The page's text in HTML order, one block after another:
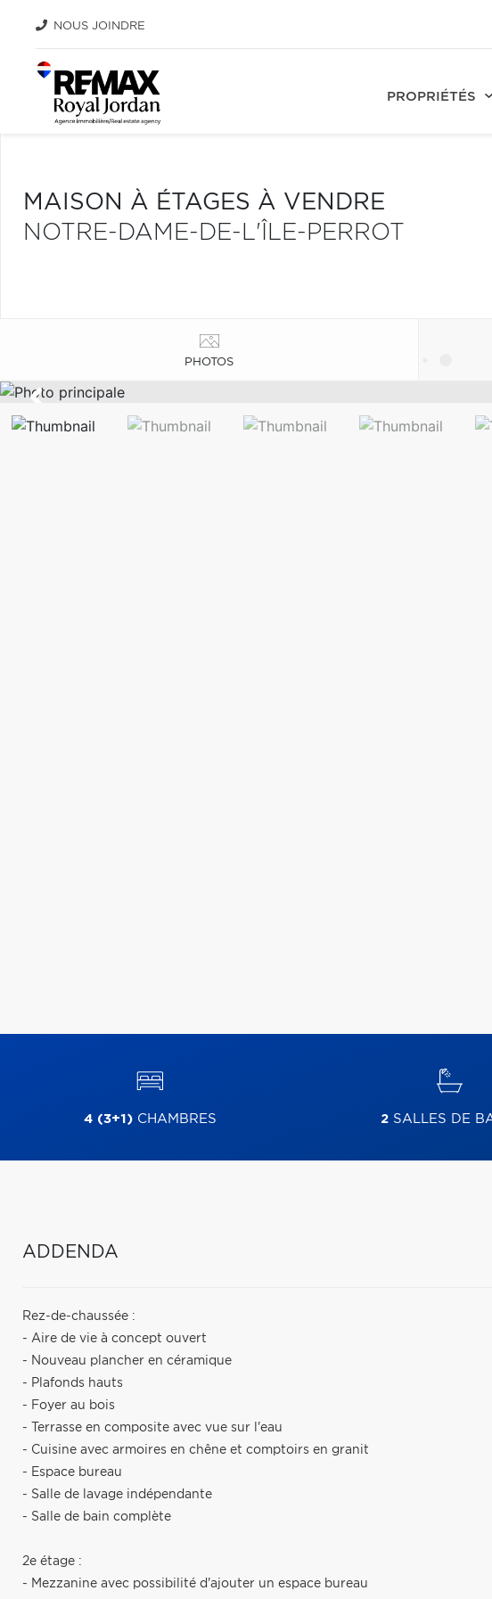
NOUS JOINDRE
PROPRIÉTÉS
MAISON À ÉTAGES À VENDRE
NOTRE-DAME-DE-L'ÎLE-PERROT
PHOTOS
4 (3+1)CHAMBRES 2SALLES DE
ADDENDA
Rez-de-chaussée :
- Aire de vie à concept ouvert
- Nouveau plancher en céramique
- Plafonds hauts
- Foyer au bois
- Terrasse en composite avec vue sur l'eau
- Cuisine avec armoires en chêne et comptoirs en granit
- Espace bureau
- Salle de lavage indépendante
- Salle de bain complète
2e étage :
- Mezzanine avec possibilité d'ajouter un espace bureau